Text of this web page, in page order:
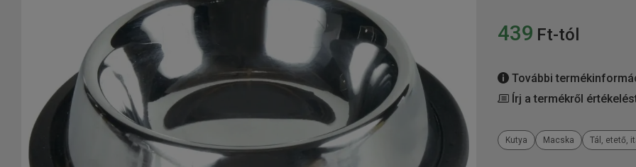
439 Ft-tól
További
Írj a termékről
Kutya Macska Tál, etető,